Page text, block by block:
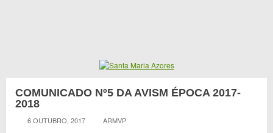
COMUNICADO Nº5 DA AVISM ÉPOCA 2017-
2018
6 OUTUBRO, 2017 ARMVP